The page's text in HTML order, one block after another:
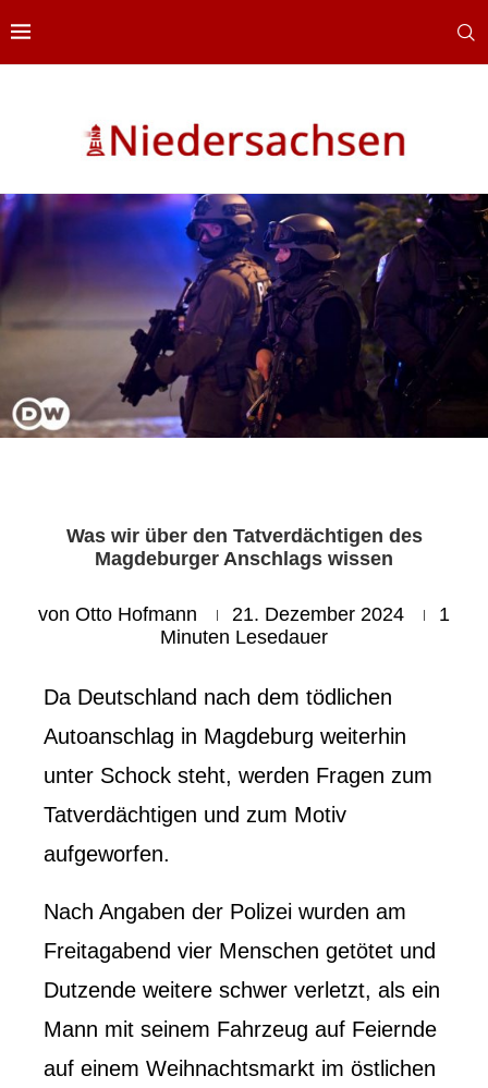
Was wir über den Tatverdächtigen des
Magdeburger Anschlags wissen
von Otto Hofmann 21. Dezember 2024
1
Minuten Lesedauer
Da Deutschland nach dem tödlichen
Autoanschlag in Magdeburg weiterhin
unter Schock steht, werden Fragen zum
Tatverdächtigen und zum Motiv
aufgeworfen.
Nach Angaben der Polizei wurden am
Freitagabend vier Menschen getötet und
Dutzende weitere schwer verletzt, als ein
Mann mit seinem Fahrzeug auf Feiernde
auf einem Weihnachtsmarkt im östlichen